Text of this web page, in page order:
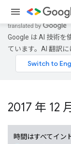
Google は AI 技術を
ています。AI 翻訳
2017 年 12
時間はすべてイン